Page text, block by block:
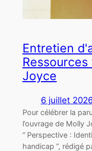
Entretien
Joyce
6 juillet
Pour célébrer la
l’ouvrage de Molly
“ Perspective :
handicap ”, rédigé